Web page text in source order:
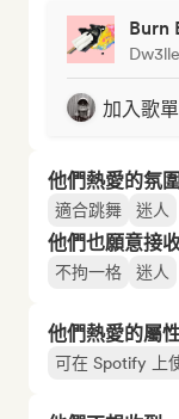
Burn
加入歌單
他們熱愛的氛圍
適合跳舞 迷人
他們也願意接
不拘一格 迷人
他們熱愛的屬
可在 Spotify 上